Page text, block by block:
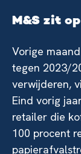
M&S zit
Vorige
tegen 2023/
verwijderen,
Eind vorig
retailer die
100 procent